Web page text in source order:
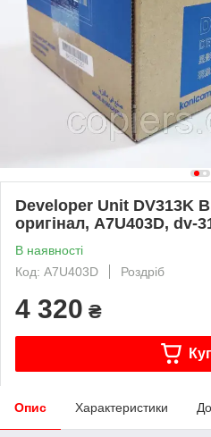
Developer Unit DV313K
оригінал, A7U403D, dv-
В наявності
Код: A7U403D
Роздріб
4 320 ₴
Опис Характеристики